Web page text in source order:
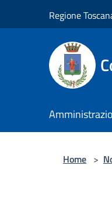
Regione
Home >